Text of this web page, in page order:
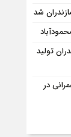
شد
تولید
عمرانی در